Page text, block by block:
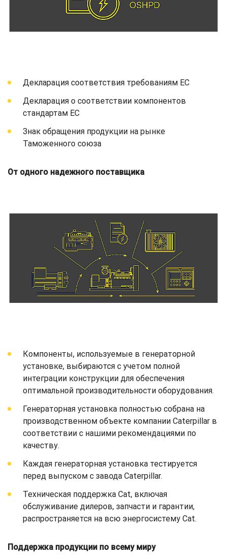
Декларация соответствия требованиям ЕС
Декларация о соответствии компонентов
стандартам ЕС
Знак обращения продукции на рынке
Таможенного союза
От одного надежного поставщика
Компоненты, используемые в генераторной
установке, выбираются с учетом полной
интеграции конструкции для обеспечения
оптимальной производительности оборудования.
Генераторная установка полностью собрана на
производственном объекте компании Caterpillar в
соответствии с нашими рекомендациями по
качеству.
Каждая генераторная установка тестируется
перед выпуском с завода Caterpillar.
Техническая поддержка Cat, включая
обслуживание дилеров, запчасти и гарантии,
распространяется на всю энергосистему Cat.
Поддержка продукции по всему миру